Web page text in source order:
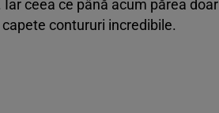
ceea ce până acum părea doar
contururi incredibile.